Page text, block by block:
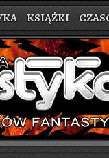
KSIĄŻKI